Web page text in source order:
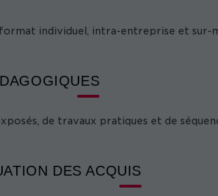
individuel, intra-entreprise et sur-
de travaux pratiques et de
DES ACQUIS